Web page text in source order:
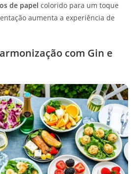
de papel colorido para um toque
aumenta a experiência de
com Gin e